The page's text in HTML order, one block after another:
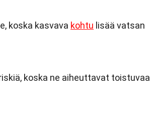
koska kasvava kohtu lisää vatsan
koska ne aiheuttavat toistuvaa